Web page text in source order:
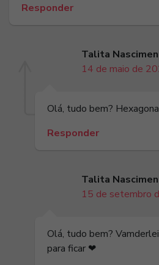
Responder
Talita
14 de maio de
Olá, tudo bem?
Responder
Talita
15 de setembro
Olá, tudo bem?
para ficar ❤